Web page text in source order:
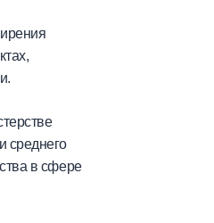
среднего
в сфере